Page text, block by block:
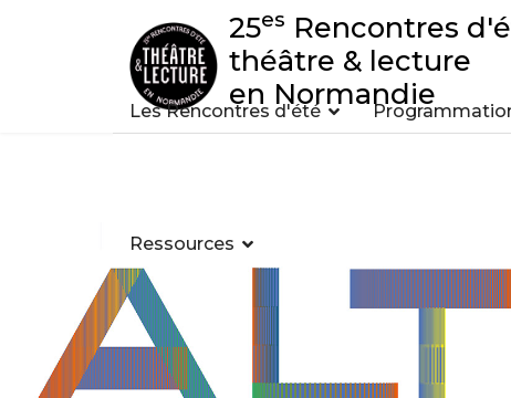
25es Rencontres
théâtre & lecture
en Normandie
Les Rencontres d'été
Ressources